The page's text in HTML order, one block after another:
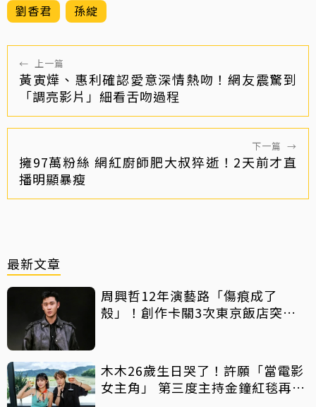
劉香君 孫綻
← 上一篇
黃寅燁、惠利確認愛意深情熱吻！網友震驚到
「調亮影片」細看舌吻過程
下一篇 →
擁97萬粉絲 網紅廚師肥大叔猝逝！2天前才直
播明顯暴瘦
最新文章
周興哲12年演藝路「傷痕成了
殼」！創作卡關3次東京飯店突找
木木26歲生日哭了！許願「當電影
女主角」 第三度主持金鐘紅毯再喊